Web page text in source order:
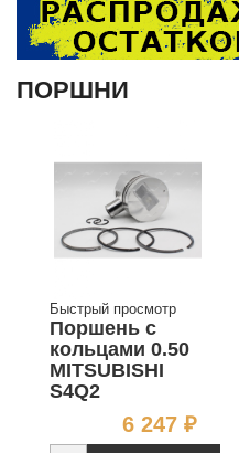
ПОРШНИ
Быстрый просмотр
Поршень с
кольцами 0.50
MITSUBISHI
S4Q2
6 247 ₽Цена